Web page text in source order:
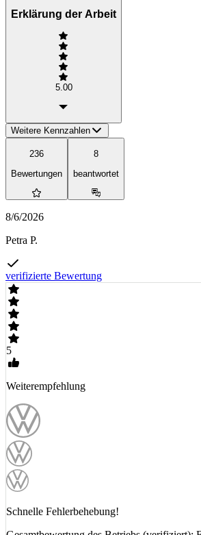
Erklärung der Arbeit
5.00
Weitere Kennzahlen
236
Bewertungen
8
beantwortet
8/6/2026
Petra P.
verifizierte Bewertung
5
Weiterempfehlung
Schnelle Fehlerbehebung!